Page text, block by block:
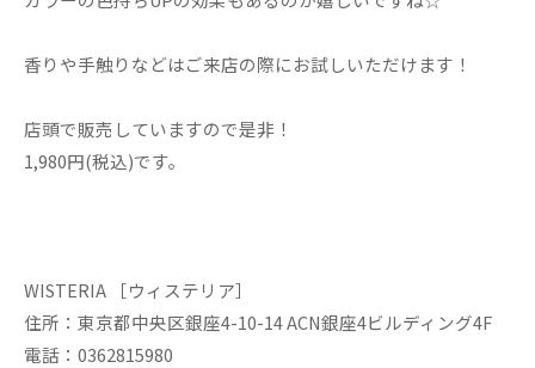
香りや手触りなどはご来店の際にお試しいただけます！
店頭で販売していますので是非！
1,980円(税込)です。
WISTERIA ［ウィステリア］
住所：東京都中央区銀座4-10-14 ACN銀座4ビルディング4F
電話：0362815980